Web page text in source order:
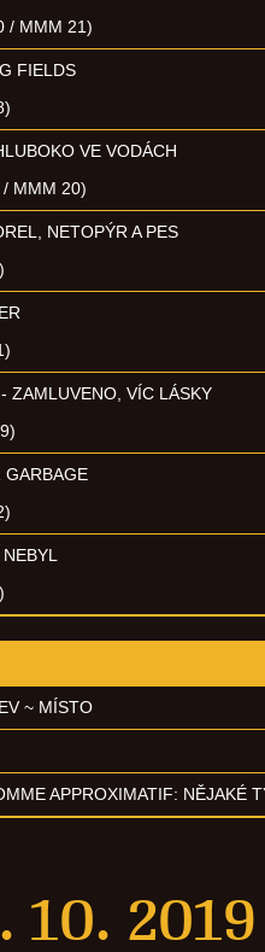
/ MMM 21)
FIELDS
VE VODÁCH
MMM 20)
NETOPÝR A PES
ZAMLUVENO, VÍC LÁSKY
~ MÍSTO
APPROXIMATIF: NĚJAKÉ
10.